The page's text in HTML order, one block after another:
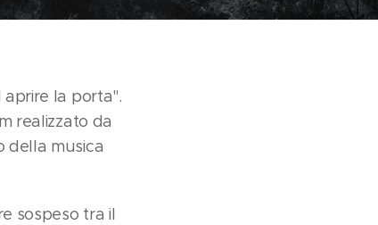
aprire la porta".
realizzato da
della musica
sospeso tra il